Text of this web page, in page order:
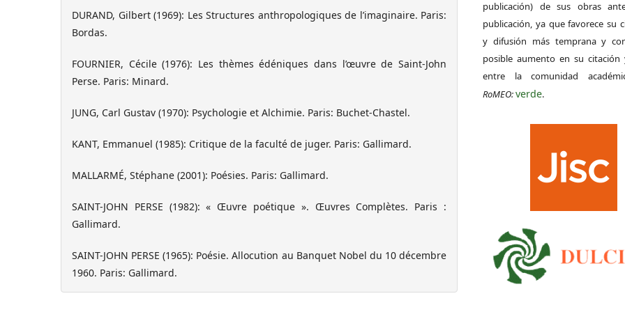
DURAND, Gilbert (1969): Les Structures anthropologiques de l’imaginaire. Paris:
Bordas.
FOURNIER, Cécile (1976): Les thèmes édéniques dans l’œuvre de Saint-John
Perse. Paris: Minard.
JUNG, Carl Gustav (1970): Psychologie et Alchimie. Paris: Buchet-Chastel.
KANT, Emmanuel (1985): Critique de la faculté de juger. Paris: Gallimard.
MALLARMÉ, Stéphane (2001): Poésies. Paris: Gallimard.
SAINT-JOHN PERSE (1982): « Œuvre poétique ». Œuvres Complètes. Paris :
Gallimard.
SAINT-JOHN PERSE (1965): Poésie. Allocution au Banquet Nobel du 10 décembre
1960. Paris: Gallimard.
publicación) de sus obras
publicación, ya que favorece su
y difusión más temprana y
posible aumento en su citación
entre la comunidad
RoMEO:verde.